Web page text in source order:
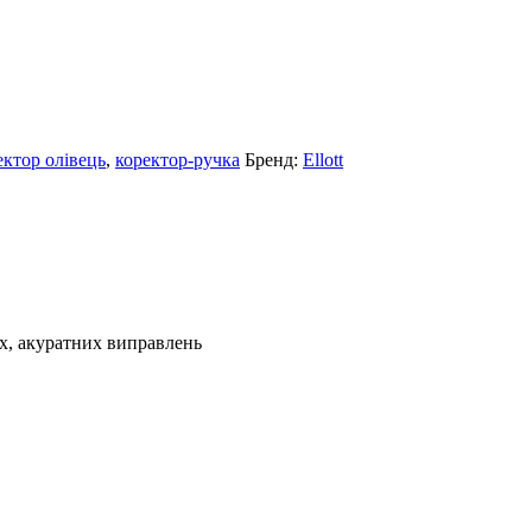
олівець, коректор-ручка Бренд: Ellott
акуратних виправлень